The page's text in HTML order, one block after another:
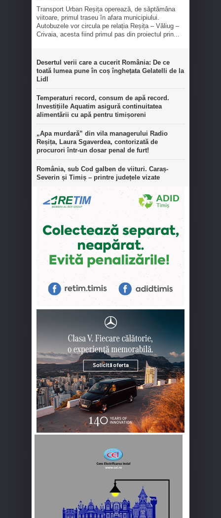
Transport Urban Reșița operează, de săptămâna
viitoare, primul traseu în afara municipiului.
Autobuzele vor circula pe relația Reșița – Văliug –
Crivaia, acesta fiind primul pas din proiectul prin...
Desertul verii care a cucerit România: De ce
toată lumea pune în coș înghețata Gelatelli de la
Lidl
Temperaturi record, consum de apă record.
Investițiile Aquatim asigură continuitatea
alimentării cu apă pentru timișoreni
„Apa murdară” din vila managerului Radio
Reșița, Laura Sgaverdea, contorizată de
procurori într-un dosar penal de furt!
România, sub Cod galben de viituri. Caraș-
Severin și Timiș – printre județele vizate